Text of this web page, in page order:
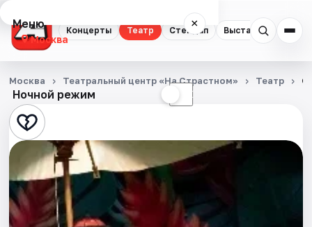
Концерты Театр Стендап Выставки
Меню ×
Москва
Концерты
Театр
Стендап
Выставки
Квесты
Ночной режим ☾
Москва Театральный центр «На Страстном» Театр